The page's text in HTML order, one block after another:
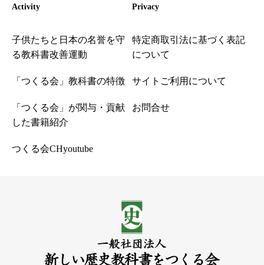
Activity
子供たちと日本の名誉を守
る教科書改善運動
「つくる会」教科書の特徴
「つくる会」が関与・貢献
した書籍紹介
つくる会CHyoutube
Privacy
特定商取引法に基づく表記
について
サイトご利用について
お問合せ